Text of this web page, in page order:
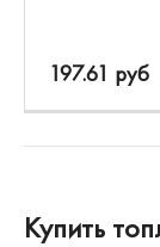
197.61 руб
Купить